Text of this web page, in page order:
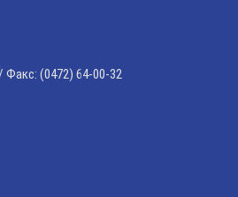
Факс: (0472) 64-00-32